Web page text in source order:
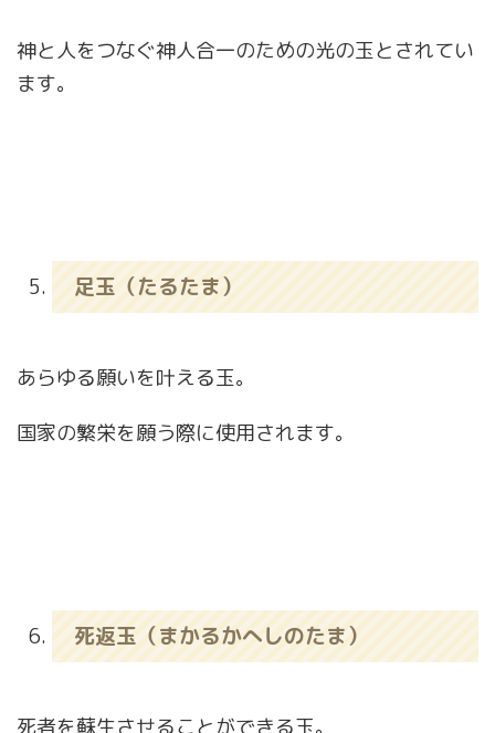
神と人をつなぐ神人合一のための光の玉とされてい
ます。
足玉（たるたま）
あらゆる願いを叶える玉。
国家の繁栄を願う際に使用されます。
死返玉（まかるかへしのたま）
死者を蘇生させることができる玉。